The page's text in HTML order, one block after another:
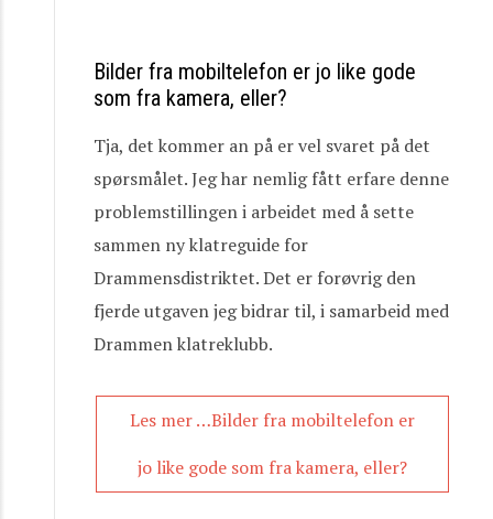
Bilder fra mobiltelefon er jo like gode
som fra kamera, eller?
Tja, det kommer an på er vel svaret på det
spørsmålet. Jeg har nemlig fått erfare denne
problemstillingen i arbeidet med å sette
sammen ny klatreguide for
Drammensdistriktet. Det er forøvrig den
fjerde utgaven jeg bidrar til, i samarbeid med
Drammen klatreklubb.
Les mer …Bilder fra mobiltelefon er
jo like gode som fra kamera, eller?